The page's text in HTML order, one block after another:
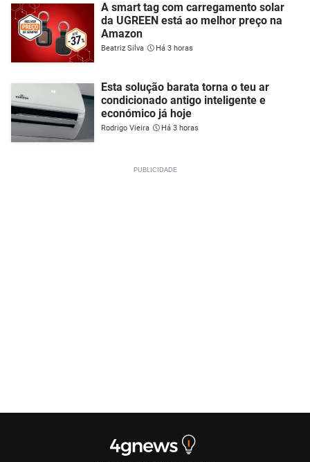
A smart tag com carregamento solar
da UGREEN está ao melhor preço na
Amazon
Beatriz Silva Há 3 horas
Esta solução barata torna o teu ar
condicionado antigo inteligente e
económico já hoje
Rodrigo Vieira Há 3 horas